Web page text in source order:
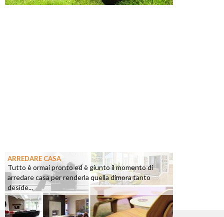
ARREDARE CASA
Tutto è ormai pronto ed è giunto il momento di
arredare casa per renderla quella dimora tanto
deside...